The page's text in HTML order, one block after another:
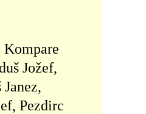
Jožef,
Pezdirc